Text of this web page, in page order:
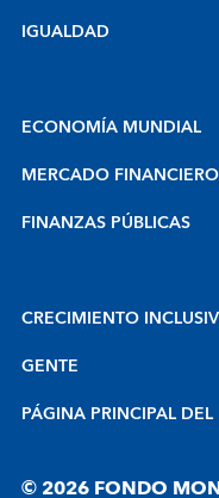
IGUALDAD
ECONOMÍA MUNDIAL
MERCADO FINANCIERO
FINANZAS PÚBLICAS
CRECIMIENTO
GENTE
PÁGINA PRINCIPAL DEL
© 2026 FONDO